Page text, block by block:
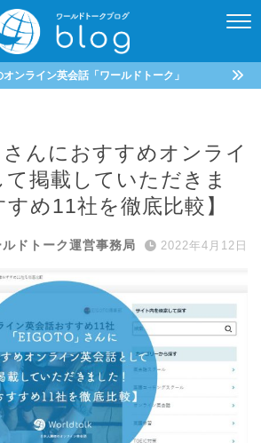
オンライン英会話「ワールドトーク」
さんにおすすめオンライ
て掲載していただきま
め11社を徹底比較】
ルドトーク運営事務局 2022年4月12日